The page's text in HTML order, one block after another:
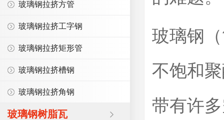
玻璃钢拉挤方管
玻璃钢拉挤工字钢
玻璃钢拉挤矩形管
玻璃钢拉挤槽钢
玻璃钢拉挤角钢
玻璃钢树脂瓦
玻璃钢
不饱和
带有许